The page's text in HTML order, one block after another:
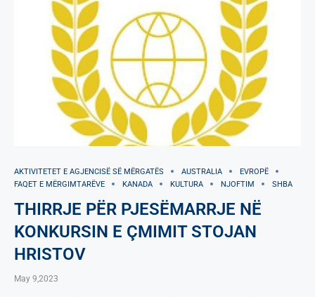
AKTIVITETET E AGJENCISË SË МËRGATËS AUSTRALIA
EVROPË
FAQET E MËRGIMTARËVE
KANADA KULTURA NJOFTIM SHBA
THIRRJE PËR PJESËMARRJE NË
KONKURSIN E ÇMIMIT STOJAN
HRISTOV
May 9,2023